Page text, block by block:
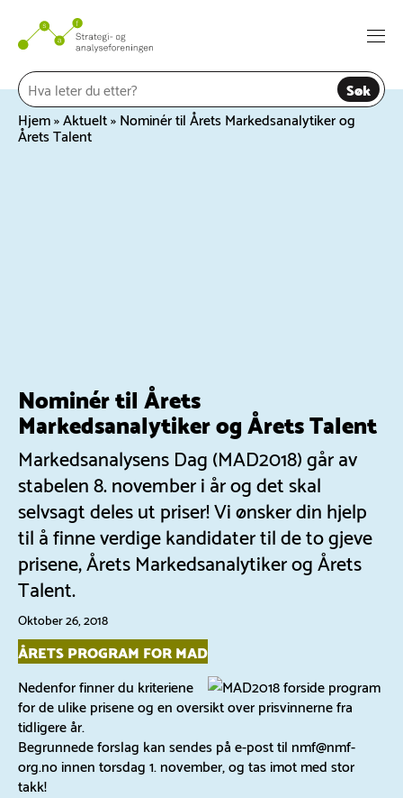
innhold
Søk
Hjem»Aktuelt»Nominér til Årets Markedsanalytiker og
Årets Talent
Nominér til Årets
Markedsanalytiker og Årets Talent
Markedsanalysens Dag (MAD2018) går av
stabelen 8. november i år og det skal
selvsagt deles ut priser! Vi ønsker din hjelp
til å finne verdige kandidater til de to gjeve
prisene, Årets Markedsanalytiker og Årets
Talent.
Oktober 26, 2018
ÅRETS PROGRAM FOR MAD
Nedenfor finner du kriteriene
for de ulike prisene og en oversikt over prisvinnerne fra
tidligere år.
Begrunnede forslag kan sendes på e-post til nmf@nmf-
org.no innen torsdag 1. november, og tas imot med stor
takk!